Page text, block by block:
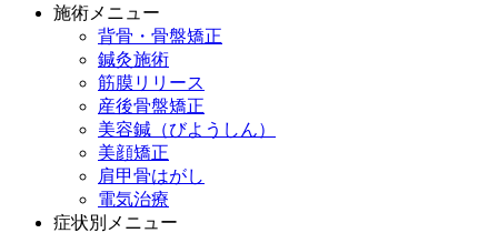
施術メニュー
背骨・骨盤矯正
鍼灸施術
筋膜リリース
産後骨盤矯正
美容鍼（びようしん）
美顔矯正
肩甲骨はがし
電気治療
症状別メニュー